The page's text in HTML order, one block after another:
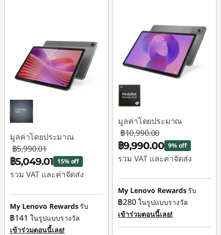
ข
น
มูลค่าโดยประมาณ
฿5,990.01
฿5,049.01 15% off
รวม VAT และค่าจัดส่ง
ประหยัดทันที :-
฿941.00
My Lenovo Rewardsรับ
฿141 ในรูปแบบรางวัล
เข้าร่วมตอนนี้เลย!
มูลค่าโดยประมาณ
฿10,990.00
฿9,990.00 9% off
รวม VAT และค่าจัดส่ง
ประหยัดทันที :-
฿1,000.00
My Lenovo Rewardsรับ
฿280 ในรูปแบบรางวัล
เข้าร่วมตอนนี้เลย!